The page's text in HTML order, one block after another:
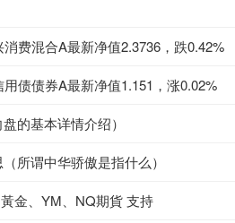
费混合A最新净值2.3736，跌0.42%
债债券A最新净值1.151，涨0.02%
的基本详情介绍）
所谓中华骄傲是指什么）
金、YM、NQ期貨 支持